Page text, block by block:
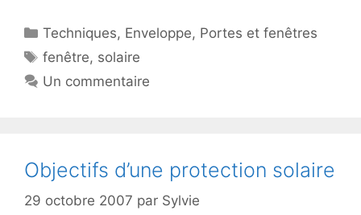
Catégories
Techniques, Enveloppe, Portes et fenêtres
Étiquettes
fenêtre, solaire
Un commentaire
Objectifs d’une protection solaire
29 octobre 2007 par Sylvie